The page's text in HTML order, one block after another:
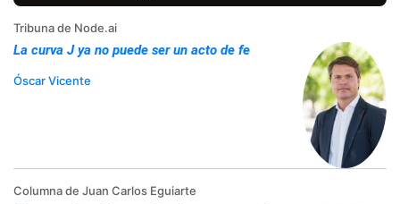
Tribuna de Node.ai
La curva J ya no puede ser un acto de fe
Óscar Vicente
Columna de Juan Carlos Eguiarte